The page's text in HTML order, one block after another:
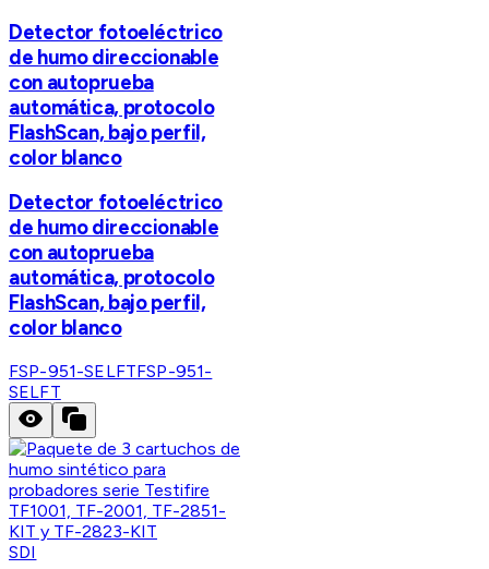
Detector fotoeléctrico
de humo direccionable
con autoprueba
automática, protocolo
FlashScan, bajo perfil,
color blanco
Detector fotoeléctrico
de humo direccionable
con autoprueba
automática, protocolo
FlashScan, bajo perfil,
color blanco
FSP-951-SELFTFSP-951-
SELFT
SDI